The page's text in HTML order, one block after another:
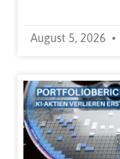
August 5, 2026